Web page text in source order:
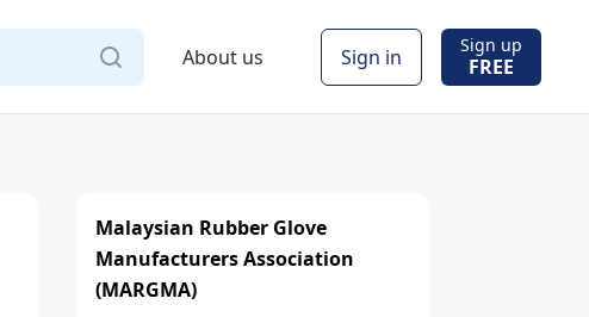
About us Sign in Sign up
FREE
Malaysian Rubber Glove
Manufacturers Association
(MARGMA)